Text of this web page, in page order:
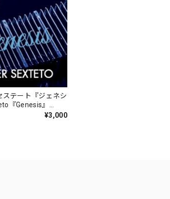
ステート『ジェネシ
『Genesis』
¥3,000